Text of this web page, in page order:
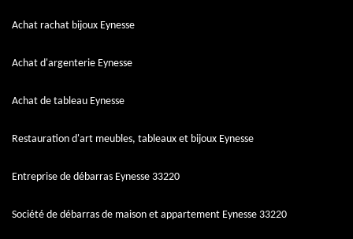
Achat rachat bijoux Eynesse
Achat d'argenterie Eynesse
Achat de tableau Eynesse
Restauration d'art meubles, tableaux et bijoux Eynesse
Entreprise de débarras Eynesse 33220
Société de débarras de maison et appartement Eynesse 33220